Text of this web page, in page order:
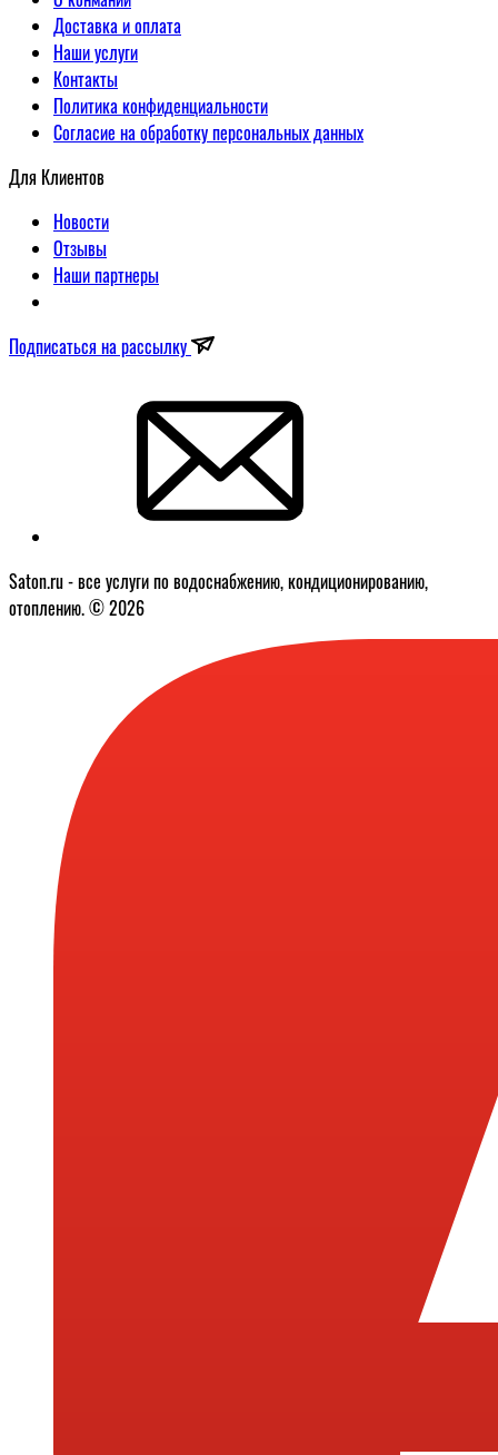
Доставка и оплата
Наши услуги
Контакты
Политика конфиденциальности
Согласие на обработку персональных данных
Для Клиентов
Новости
Отзывы
Наши партнеры
Подписаться на рассылку
Saton.ru - все услуги по водоснабжению, кондиционированию,
отоплению. © 2026